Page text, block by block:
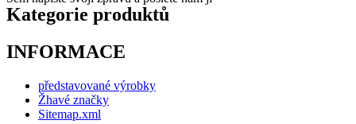
Kategorie produktů
INFORMACE
představované výrobky
Žhavé značky
Sitemap.xml